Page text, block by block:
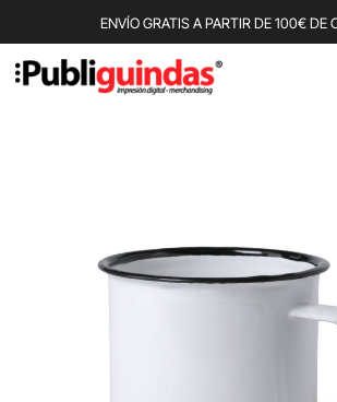
ENVÍO GRATIS A PARTIR DE 100€ DE